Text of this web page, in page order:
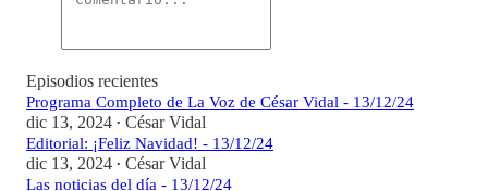
Episodios recientes
Programa Completo de La Voz de César Vidal - 13/12/24
dic 13, 2024 • César Vidal
Editorial: ¡Feliz Navidad! - 13/12/24
dic 13, 2024 • César Vidal
Las noticias del día - 13/12/24